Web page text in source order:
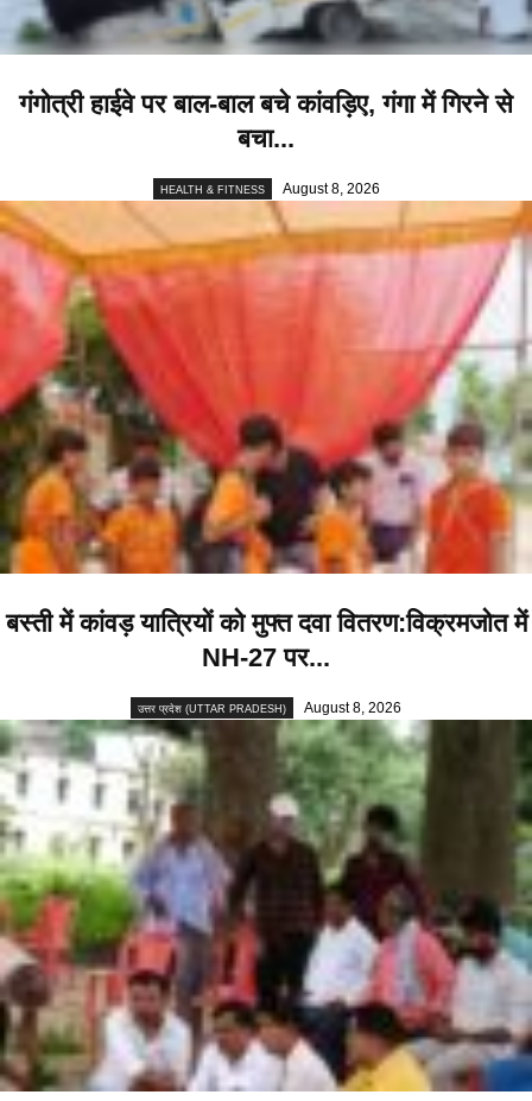
गंगोत्री हाईवे पर बाल-बाल बचे कांवड़िए, गंगा में गिरने से
बचा...
HEALTH & FITNESS August 8, 2026
बस्ती में कांवड़ यात्रियों को मुफ्त दवा वितरण:विक्रमजोत में
NH-27 पर...
उत्तर प्रदेश (UTTAR PRADESH) August 8, 2026